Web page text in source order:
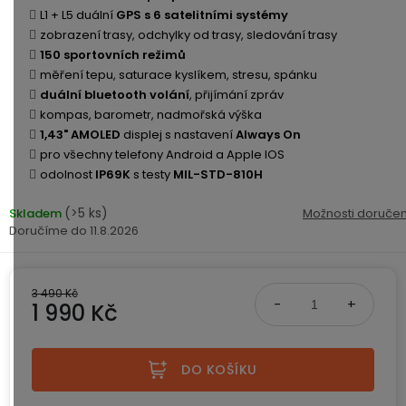
Napájecí
kabely
Příslušenství
S
dotykovým
displejem
Bone
Conduction
Day's
Hook
-
za
S
Sada
dronu
se
2
bateriemi
Sada
se
3
Náhradní
díly
příslušenství
kamerám
Bateriové
WiFi
kamery
Bateriové
4G
Bateriové
kamery
Paměťové
karty
na
zmrzlinu
ledovou
tříšť
Příslušenství
do
auta
Napájecí
adaptéry
Napájecí
kabely
služby
DOPLŇKOVÝ
Obchodní
L1 + L5 duální GPS s 6 satelitními systémy
zobrazení trasy, odchylky od trasy, sledování trasy
150 sportovních režimů
měření tepu, saturace kyslíkem, stresu, spánku
duální bluetooth volání, přijímání zpráv
kompas, barometr, nadmořská výška
1,43" AMOLED displej s nastaveníAlways On
pro všechny telefony Android a Apple IOS
odolnost IP69K s testy MIL-STD-810H
Skladem (>5 ks)
11.8.2026
Možnosti
3 490 Kč
1 990 Kč
DO KOŠÍKU